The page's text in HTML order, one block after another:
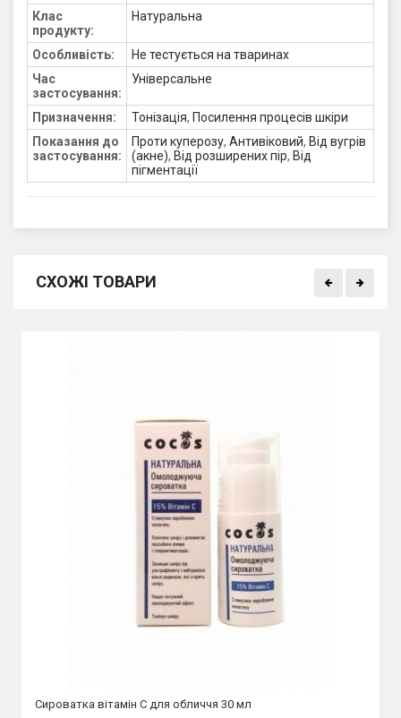
Клас
продукту:
Натуральна
Особливість:
Не тестується на тваринах
Час
застосування:
Універсальне
Призначення: Тонізація, Посилення процесів шкіри
Показання до
застосування:
Проти куперозу, Антивіковий, Від вугрів
(акне), Від розширених пір, Від
пігментації
СХОЖІ ТОВАРИ
Сироватка вітамін С для обличчя 30 мл